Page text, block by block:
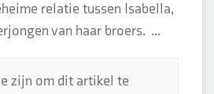
relatie tussen Isabella,
van haar broers. ...
zijn om dit artikel te